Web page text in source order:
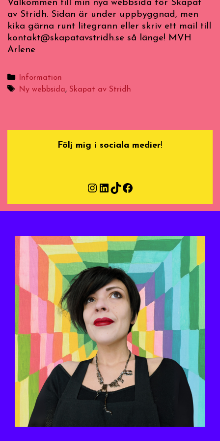
Välkommen till min nya webbsida för Skapat
av Stridh. Sidan är under uppbyggnad, men
kika gärna runt litegrann eller skriv ett mail till
kontakt@skapatavstridh.se så länge! MVH
Arlene
Categories
Information
Tags
Ny webbsida, Skapat av Stridh
Följ mig i sociala medier!
Instagram
LinkedIn
TikTokFacebook